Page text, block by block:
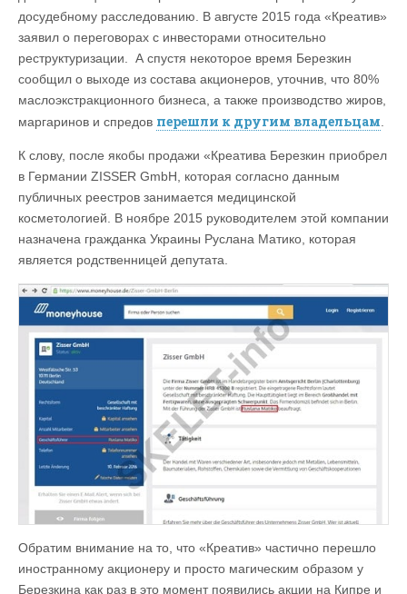
досудебному расследованию. В августе 2015 года «Креатив»
заявил о переговорах с инвесторами относительно
реструктуризации. А спустя некоторое время Березкин
сообщил о выходе из состава акционеров, уточнив, что 80%
маслоэкстракционного бизнеса, а также производство жиров,
маргаринов и спредов перешли к другим владельцам
К слову, после якобы продажи «Креатива Березкин приобрел
в Германии ZISSER GmbH, которая согласно данным
публичных реестров занимается медицинской
косметологией. В ноябре 2015 руководителем этой компании
назначена гражданка Украины Руслана Матико, которая
является родственницей депутата.
Обратим внимание на то, что «Креатив» частично перешло
иностранному акционеру и просто магическим образом у
Березкина как раз в это момент появились акции на Кипре и